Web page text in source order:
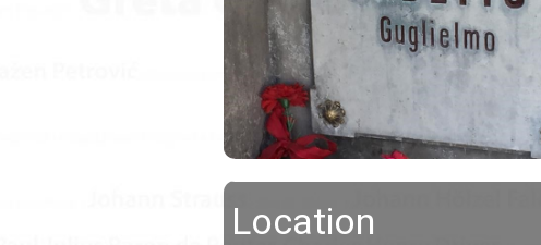
Location